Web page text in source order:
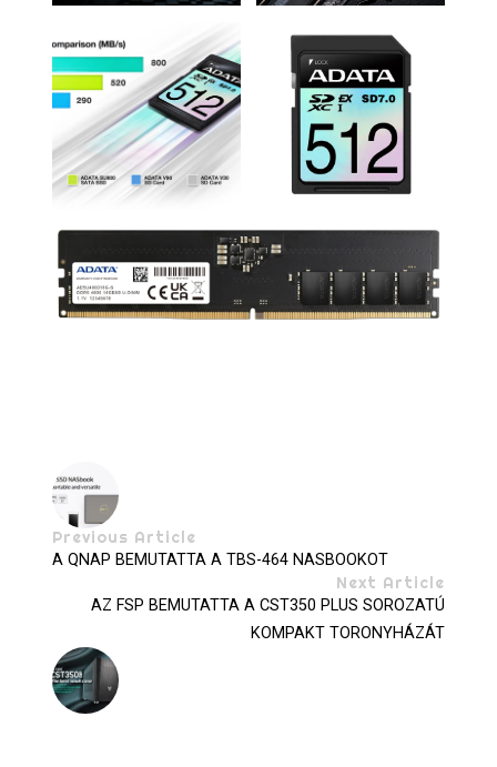
Previous Article
A QNAP BEMUTATTA A TBS-464 NASBOOKOT
Next Article
AZ FSP BEMUTATTA A CST350 PLUS SOROZATÚ
KOMPAKT TORONYHÁZÁT